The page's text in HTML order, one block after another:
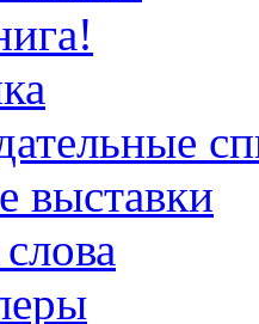
выставки